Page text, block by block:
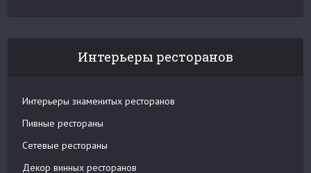
Интерьеры ресторанов
Интерьеры знаменитых ресторанов
Пивные рестораны
Сетевые рестораны
Декор винных ресторанов